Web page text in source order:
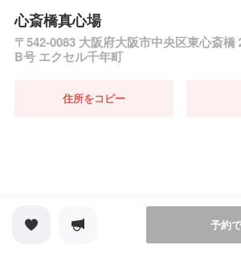
心斎橋真心場
〒542-0083 大阪府大阪市中央区東心斎
B号 エクセル千年町
住所をコピー
予約